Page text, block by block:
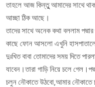
তাহলে আজ কিন্তুু আমাদের সাথে
আচ্ছা ঠিক আছে।
তাদের সাথে অনেক কথা বললাম
কাছে ফোন আসলো এখুনি
দুঃখিত বাবা তোমাদের সময় দিতে
যাবেন।তারা গাড়ি নিয়ে চলে
চলুন নৌকাতে উঠবো,আমার নৌকাতে